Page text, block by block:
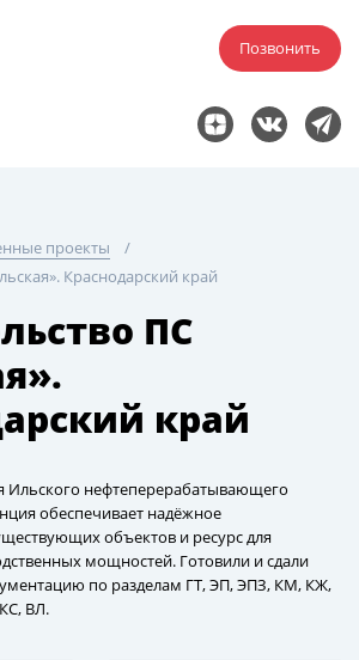
Позвонить
проекты
Краснодарский край
ПС
край
Ильского нефтеперерабатывающего
обеспечивает надёжное
объектов и ресурс для
мощностей. Готовили и сдали
по разделам ГТ, ЭП, ЭПЗ, КМ, КЖ,
ВЛ.